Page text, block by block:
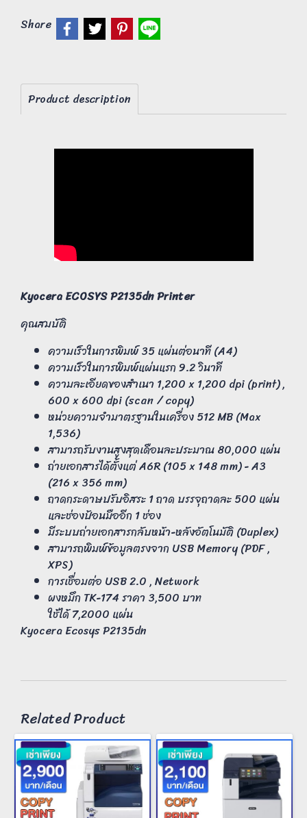
Share
Product description
Kyocera ECOSYS P2135dn Printer
คุณสมบัติ
ความเร็วในการพิมพ์ 35 แผ่นต่อนาที (A4)
ความเร็วในการพิมพ์แผ่นแรก 9.2 วินาที
ความละเอียดของสำเนา 1,200 x 1,200 dpi (print) ,
600 x 600 dpi (scan / copy)
หน่วยความจำมาตรฐานในเครื่อง 512 MB (Max
1,536)
สามารถรับงานสูงสุดเดือนละประมาณ 80,000 แผ่น
ถ่ายเอกสารได้ตั้งแต่ A6R (105 x 148 mm) - A3
(216 x 356 mm)
ถาดกระดาษปรับอิสระ 1 ถาด บรรจุถาดละ 500 แผ่น
และช่องป้อนมืออีก 1 ช่อง
มีระบบถ่ายเอกสารกลับหน้า-หลังอัตโนมัติ (Duplex)
สามารถพิมพ์ข้อมูลตรงจาก USB Memory (PDF ,
XPS)
การเชื่อมต่อ USB 2.0 , Network
ผงหมึก TK-174 ราคา 3,500 บาท
ใช้ได้ 7,2000 แผ่น
Kyocera Ecosys P2135dn
Related Product